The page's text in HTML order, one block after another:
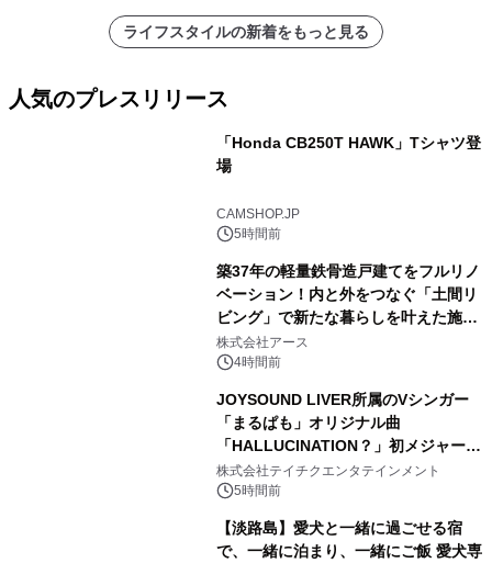
ライフスタイルの新着をもっと見る
人気のプレスリリース
「Honda CB250T HAWK」Tシャツ登
場
CAMSHOP.JP
5時間前
築37年の軽量鉄骨造戸建てをフルリノ
ベーション！内と外をつなぐ「土間リ
ビング」で新たな暮らしを叶えた施工
事例を株式会社アースが公開
株式会社アース
4時間前
JOYSOUND LIVER所属のVシンガー
「まるぱも」オリジナル曲
「HALLUCINATION？」初メジャー配
信リリース決定！
株式会社テイチクエンタテインメント
5時間前
【淡路島】愛犬と一緒に過ごせる宿
で、一緒に泊まり、一緒にご飯 愛犬専